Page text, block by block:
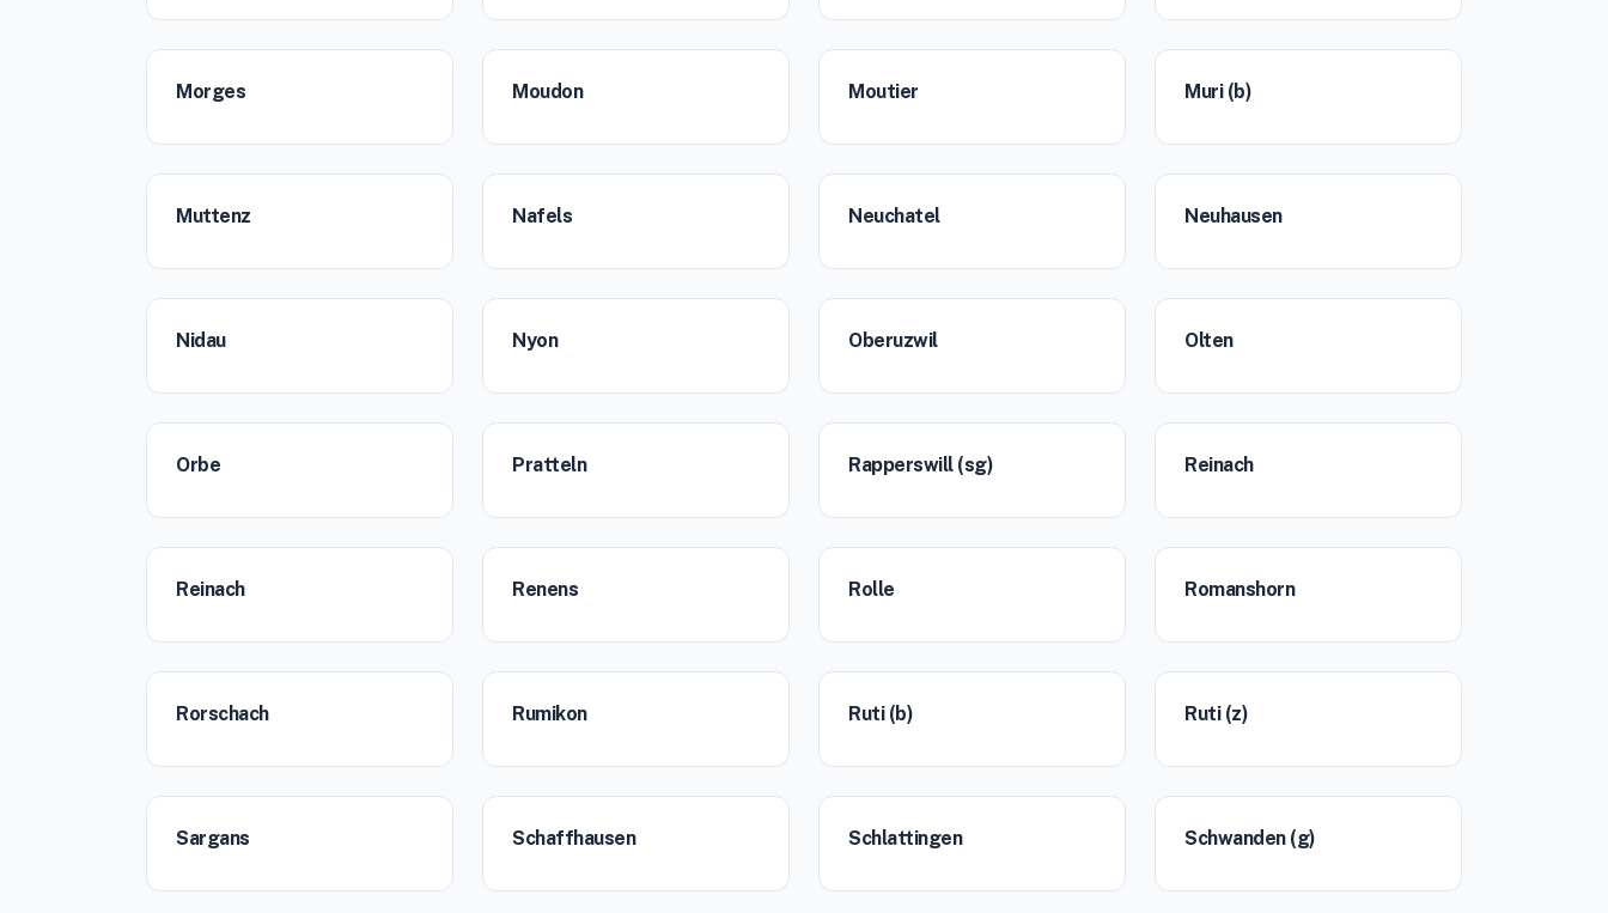
Morges Moudon Moutier Muri (b)
Muttenz Nafels Neuchatel Neuhausen
Nidau Nyon Oberuzwil Olten
Orbe Pratteln Rapperswill (sg) Reinach
Reinach Renens Rolle Romanshorn
Rorschach Rumikon Ruti (b) Ruti (z)
Sargans Schaffhausen Schlattingen Schwanden (g)